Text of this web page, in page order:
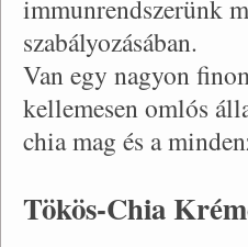
immunrendszerünk
szabályozásában.
Van egy nagyon
kellemesen omlós
chia mag és a
Tökös-Chia